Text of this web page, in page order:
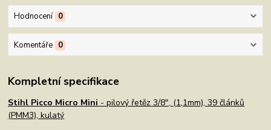
Hodnocení 0
Komentáře 0
Kompletní specifikace
Stihl Picco Micro Mini - pilový řetěz 3/8", (1,1mm), 39 článků
(PMM3), kulatý